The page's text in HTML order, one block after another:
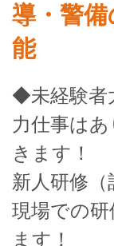
導・警
能
◆未経験者
力仕事は
きます！
新人研修（
現場での
ます！